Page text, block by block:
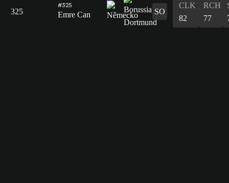
325
#325
Emre Can SO
CLK
82
RCH
77